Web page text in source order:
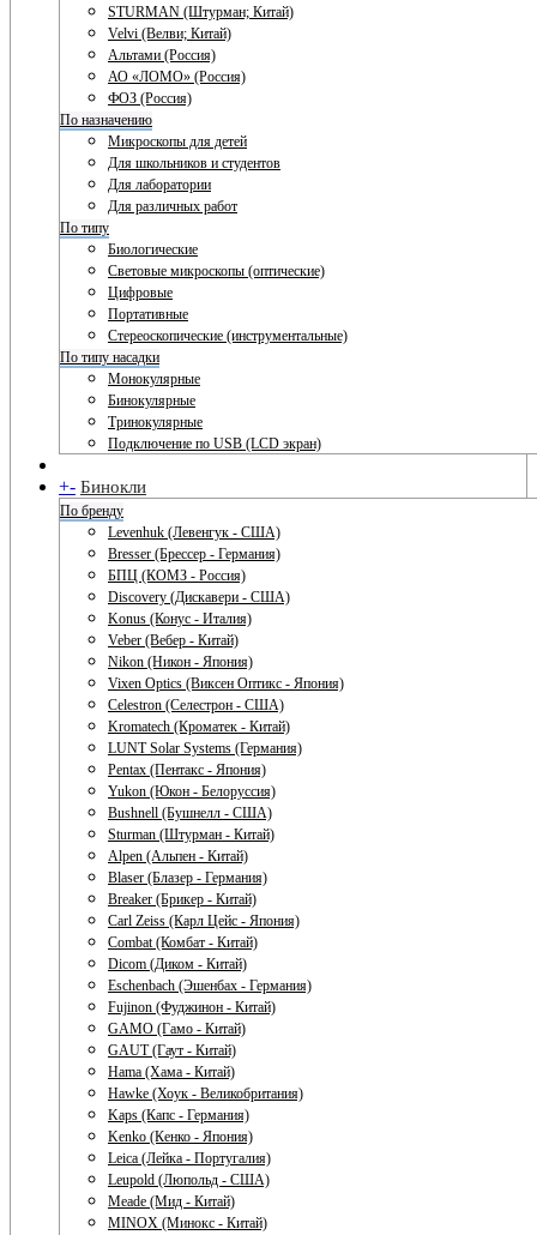
STURMAN (Штурман; Китай)
Velvi (Велви; Китай)
Альтами (Россия)
АО «ЛОМО» (Россия)
ФОЗ (Россия)
По назначению
Микроскопы для детей
Для школьников и студентов
Для лаборатории
Для различных работ
По типу
Биологические
Световые микроскопы (оптические)
Цифровые
Портативные
Стереоскопические (инструментальные)
По типу насадки
Монокулярные
Бинокулярные
Тринокулярные
Подключение по USB (LCD экран)
+- Бинокли
По бренду
Levenhuk (Левенгук - США)
Bresser (Брессер - Германия)
БПЦ (КОМЗ - Россия)
Discovery (Дискавери - США)
Konus (Конус - Италия)
Veber (Вебер - Китай)
Nikon (Никон - Япония)
Vixen Optics (Виксен Оптикс - Япония)
Celestron (Селестрон - США)
Kromatech (Кроматек - Китай)
LUNT Solar Systems (Германия)
Pentax (Пентакс - Япония)
Yukon (Юкон - Белоруссия)
Bushnell (Бушнелл - США)
Sturman (Штурман - Китай)
Alpen (Альпен - Китай)
Blaser (Блазер - Германия)
Breaker (Брикер - Китай)
Carl Zeiss (Карл Цейс - Япония)
Combat (Комбат - Китай)
Dicom (Диком - Китай)
Eschenbach (Эшенбах - Германия)
Fujinon (Фуджинон - Китай)
GAMO (Гамо - Китай)
GAUT (Гаут - Китай)
Hama (Хама - Китай)
Hawke (Хоук - Великобритания)
Kaps (Капс - Германия)
Kenko (Кенко - Япония)
Leica (Лейка - Португалия)
Leupold (Люпольд - США)
Meade (Мид - Китай)
MINOX (Минокс - Китай)